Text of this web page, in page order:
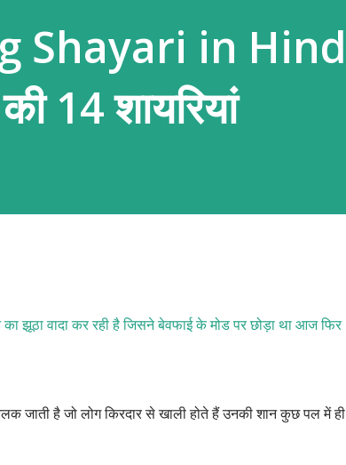
Shayari in
14 शायरियां
झूठा वादा कर रही है जिसने बेवफाई के मोड पर छोड़ा था आज फिर
जाती है जो लोग किरदार से खाली होते हैं उनकी शान कुछ पल में ही